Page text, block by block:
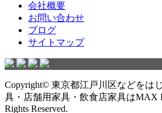
会社概要
お問い合わせ
ブログ
サイトマップ
Copyright© 東京都江戸川区などをは
具・店舗用家具・飲食店家具はMAX
Rights Reserved.